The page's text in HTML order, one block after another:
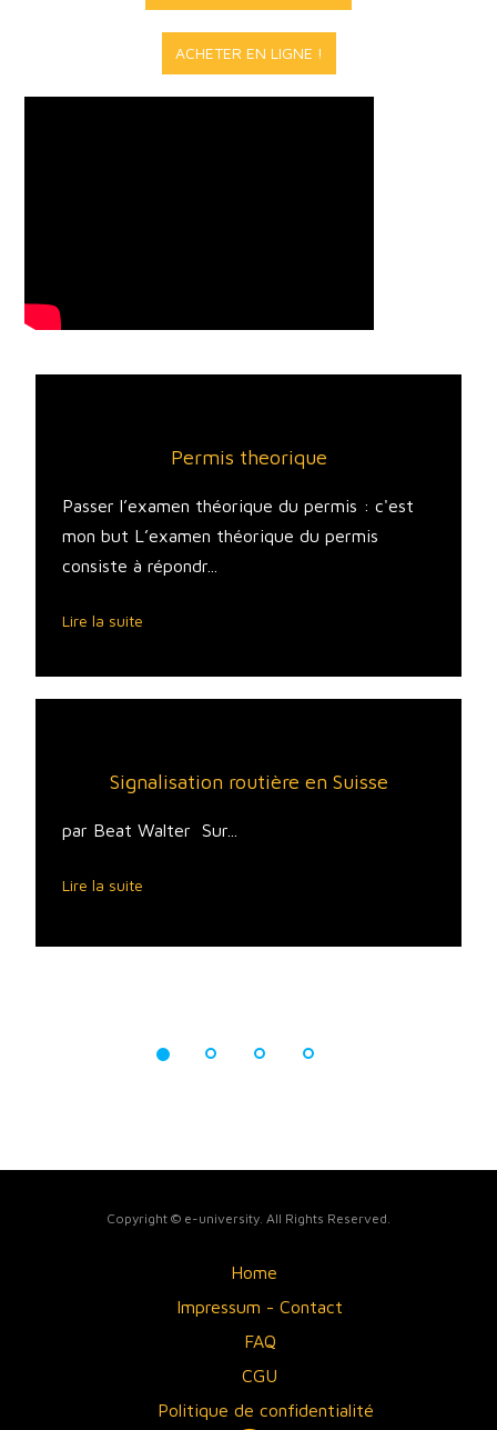
ACHETER EN LIGNE !
Permis theorique
Passer l’examen théorique du permis : c'est
mon but L’examen théorique du permis
consiste à répondr...
Lire la suite
Signalisation routière en Suisse
par Beat Walter Sur...
Lire la suite
Copyright © e-university. All Rights Reserved.
Home
Impressum - Contact
FAQ
CGU
Politique de confidentialité